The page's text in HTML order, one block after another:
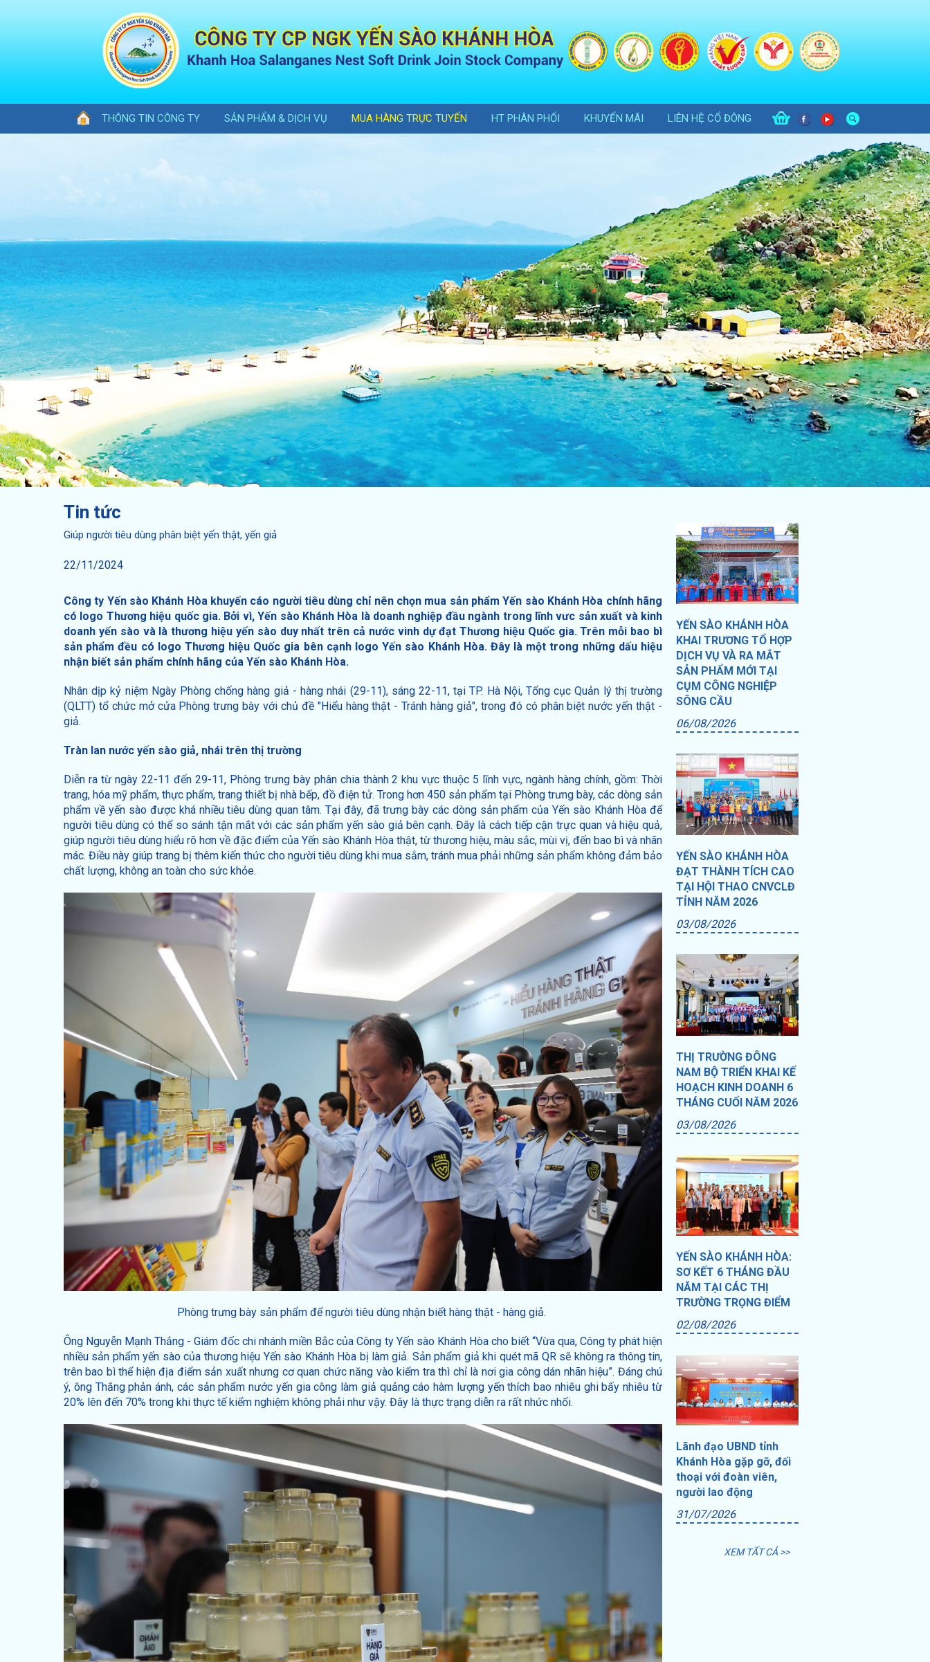
THÔNG TIN CÔNG TY SẢN PHẨM & DỊCH VỤ MUA HÀNG TRỰC TUYẾN HT PHÂN PHỐI KHUYẾN MÃI LIÊN HỆ CỔ ĐÔNG
Tin tức
Giúp người tiêu dùng phân biệt yến thật, yến giả
22/11/2024
Công ty Yến sào Khánh Hòa khuyến cáo người tiêu dùng chỉ nên chọn mua sản phẩm Yến sào Khánh Hòa chính hãng
có logo Thương hiệu quốc gia. Bởi vì, Yến sào Khánh Hòa là doanh nghiệp đầu ngành trong lĩnh vưc sản xuất và kinh
doanh yến sào và là thương hiệu yến sào duy nhất trên cả nước vinh dự đạt Thương hiệu Quốc gia. Trên mỗi bao bì
sản phẩm đều có logo Thương hiệu Quốc gia bên cạnh logo Yến sào Khánh Hòa. Đây là một trong những dấu hiệu
nhận biết sản phẩm chính hãng của Yến sào Khánh Hòa.
Nhân dịp kỷ niệm Ngày Phòng chống hàng giả - hàng nhái (29-11), sáng 22-11, tại TP. Hà Nội, Tổng cục Quản lý thị trường
(QLTT) tổ chức mở cửa Phòng trưng bày với chủ đề "Hiểu hàng thật - Tránh hàng giả", trong đó có phân biệt nước yến thật -
giả.
Tràn lan nước yến sào giả, nhái trên thị trường
Diễn ra từ ngày 22-11 đến 29-11, Phòng trưng bày phân chia thành 2 khu vực thuộc 5 lĩnh vực, ngành hàng chính, gồm: Thời
trang, hóa mỹ phẩm, thực phẩm, trang thiết bị nhà bếp, đồ điện tử. Trong hơn 450 sản phẩm tại Phòng trưng bày, các dòng sản
phẩm về yến sào được khá nhiều tiêu dùng quan tâm. Tại đây, đã trưng bày các dòng sản phẩm của Yến sào Khánh Hòa để
người tiêu dùng có thể so sánh tận mắt với các sản phẩm yến sào giả bên cạnh. Đây là cách tiếp cận trực quan và hiệu quả,
giúp người tiêu dùng hiểu rõ hơn về đặc điểm của Yến sào Khánh Hòa thật, từ thương hiệu, màu sắc, mùi vị, đến bao bì và nhãn
mác. Điều này giúp trang bị thêm kiến thức cho người tiêu dùng khi mua sắm, tránh mua phải những sản phẩm không đảm bảo
chất lượng, không an toàn cho sức khỏe.
Phòng trưng bày sản phẩm để người tiêu dùng nhận biết hàng thật - hàng giả.
Ông Nguyễn Mạnh Thắng - Giám đốc chi nhánh miền Bắc của Công ty Yến sào Khánh Hòa cho biết “Vừa qua, Công ty phát hiện
nhiều sản phẩm yến sào của thương hiệu Yến sào Khánh Hòa bị làm giả. Sản phẩm giả khi quét mã QR sẽ không ra thông tin,
trên bao bì thể hiện địa điểm sản xuất nhưng cơ quan chức năng vào kiểm tra thì chỉ là nơi gia công dán nhãn hiệu”. Đáng chú
ý, ông Thắng phản ánh, các sản phẩm nước yến gia công làm giả quảng cáo hàm lượng yến thích bao nhiêu ghi bấy nhiêu từ
20% lên đến 70% trong khi thực tế kiểm nghiệm không phải như vậy. Đây là thực trạng diễn ra rất nhức nhối.
YẾN SÀO KHÁNH HÒA
KHAI TRƯƠNG TỔ HỢP
DỊCH VỤ VÀ RA MẮT
SẢN PHẨM MỚI TẠI
CỤM CÔNG NGHIỆP
SÔNG CẦU
06/08/2026
YẾN SÀO KHÁNH HÒA
ĐẠT THÀNH TÍCH CAO
TẠI HỘI THAO CNVCLĐ
TỈNH NĂM 2026
03/08/2026
THỊ TRƯỜNG ĐÔNG
NAM BỘ TRIỂN KHAI KẾ
HOẠCH KINH DOANH 6
THÁNG CUỐI NĂM 2026
03/08/2026
YẾN SÀO KHÁNH HÒA:
SƠ KẾT 6 THÁNG ĐẦU
NĂM TẠI CÁC THỊ
TRƯỜNG TRỌNG ĐIỂM
02/08/2026
Lãnh đạo UBND tỉnh
Khánh Hòa gặp gỡ, đối
thoại với đoàn viên,
người lao động
31/07/2026
XEM TẤT CẢ >>